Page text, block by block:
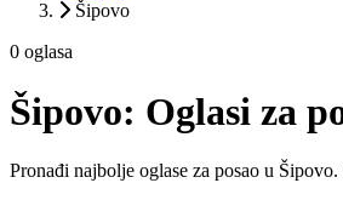
Šipovo
0 oglasa
Šipovo: Oglasi za
Pronađi najbolje oglase za posao u Šipovo.